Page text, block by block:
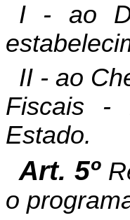
I - ao
II - ao
Fiscais -
Estado.
Art. 5º
o